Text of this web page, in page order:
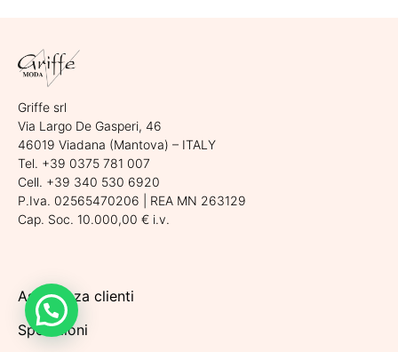
Griffe srl
Via Largo De Gasperi, 46
46019 Viadana (Mantova) – ITALY
Tel. +39 0375 781 007
Cell. +39 340 530 6920
P.Iva. 02565470206 | REA MN 263129
Cap. Soc. 10.000,00 € i.v.
Assistenza clienti
Spedizioni